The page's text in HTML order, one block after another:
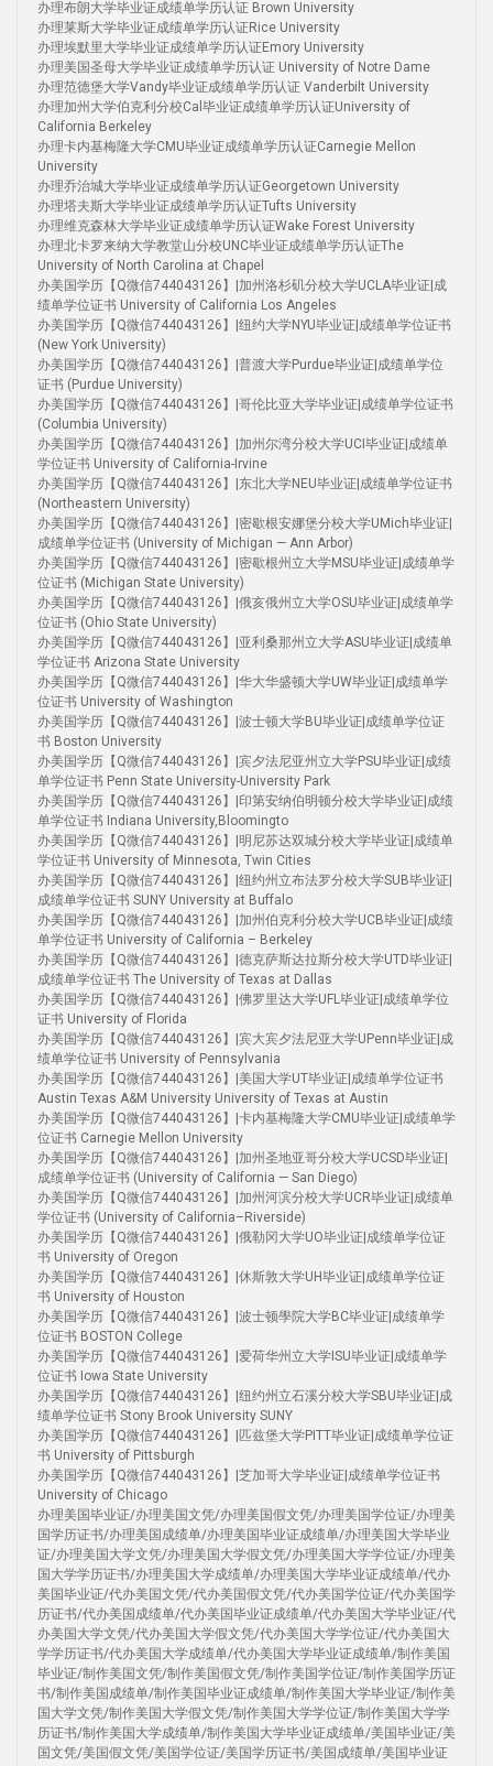
办理布朗大学毕业证成绩单学历认证 Brown University
办理莱斯大学毕业证成绩单学历认证Rice University
办理埃默里大学毕业证成绩单学历认证Emory University
办理美国圣母大学毕业证成绩单学历认证 University of Notre Dame
办理范德堡大学Vandy毕业证成绩单学历认证 Vanderbilt University
办理加州大学伯克利分校Cal毕业证成绩单学历认证University of
California Berkeley
办理卡内基梅隆大学CMU毕业证成绩单学历认证Carnegie Mellon
University
办理乔治城大学毕业证成绩单学历认证Georgetown University
办理塔夫斯大学毕业证成绩单学历认证Tufts University
办理维克森林大学毕业证成绩单学历认证Wake Forest University
办理北卡罗来纳大学教堂山分校UNC毕业证成绩单学历认证The
University of North Carolina at Chapel
办美国学历【Q微信744043126】|加州洛杉矶分校大学UCLA毕业证|成
绩单学位证书 University of California Los Angeles
办美国学历【Q微信744043126】|纽约大学NYU毕业证|成绩单学位证书
(New York University)
办美国学历【Q微信744043126】|普渡大学Purdue毕业证|成绩单学位
证书 (Purdue University)
办美国学历【Q微信744043126】|哥伦比亚大学毕业证|成绩单学位证书
(Columbia University)
办美国学历【Q微信744043126】|加州尔湾分校大学UCI毕业证|成绩单
学位证书 University of California-Irvine
办美国学历【Q微信744043126】|东北大学NEU毕业证|成绩单学位证书
(Northeastern University)
办美国学历【Q微信744043126】|密歇根安娜堡分校大学UMich毕业证|
成绩单学位证书 (University of Michigan — Ann Arbor)
办美国学历【Q微信744043126】|密歇根州立大学MSU毕业证|成绩单学
位证书 (Michigan State University)
办美国学历【Q微信744043126】|俄亥俄州立大学OSU毕业证|成绩单学
位证书 (Ohio State University)
办美国学历【Q微信744043126】|亚利桑那州立大学ASU毕业证|成绩单
学位证书 Arizona State University
办美国学历【Q微信744043126】|华大华盛顿大学UW毕业证|成绩单学
位证书 University of Washington
办美国学历【Q微信744043126】|波士顿大学BU毕业证|成绩单学位证
书 Boston University
办美国学历【Q微信744043126】|宾夕法尼亚州立大学PSU毕业证|成绩
单学位证书 Penn State University-University Park
办美国学历【Q微信744043126】|印第安纳伯明顿分校大学毕业证|成绩
单学位证书 Indiana University,Bloomingto
办美国学历【Q微信744043126】|明尼苏达双城分校大学毕业证|成绩单
学位证书 University of Minnesota, Twin Cities
办美国学历【Q微信744043126】|纽约州立布法罗分校大学SUB毕业证|
成绩单学位证书 SUNY University at Buffalo
办美国学历【Q微信744043126】|加州伯克利分校大学UCB毕业证|成绩
单学位证书 University of California – Berkeley
办美国学历【Q微信744043126】|德克萨斯达拉斯分校大学UTD毕业证|
成绩单学位证书 The University of Texas at Dallas
办美国学历【Q微信744043126】|佛罗里达大学UFL毕业证|成绩单学位
证书 University of Florida
办美国学历【Q微信744043126】|宾大宾夕法尼亚大学UPenn毕业证|成
绩单学位证书 University of Pennsylvania
办美国学历【Q微信744043126】|美国大学UT毕业证|成绩单学位证书
Austin Texas A&M University University of Texas at Austin
办美国学历【Q微信744043126】|卡内基梅隆大学CMU毕业证|成绩单学
位证书 Carnegie Mellon University
办美国学历【Q微信744043126】|加州圣地亚哥分校大学UCSD毕业证|
成绩单学位证书 (University of California — San Diego)
办美国学历【Q微信744043126】|加州河滨分校大学UCR毕业证|成绩单
学位证书 (University of California–Riverside)
办美国学历【Q微信744043126】|俄勒冈大学UO毕业证|成绩单学位证
书 University of Oregon
办美国学历【Q微信744043126】|休斯敦大学UH毕业证|成绩单学位证
书 University of Houston
办美国学历【Q微信744043126】|波士顿學院大学BC毕业证|成绩单学
位证书 BOSTON College
办美国学历【Q微信744043126】|爱荷华州立大学ISU毕业证|成绩单学
位证书 Iowa State University
办美国学历【Q微信744043126】|纽约州立石溪分校大学SBU毕业证|成
绩单学位证书 Stony Brook University SUNY
办美国学历【Q微信744043126】|匹兹堡大学PITT毕业证|成绩单学位证
书 University of Pittsburgh
办美国学历【Q微信744043126】|芝加哥大学毕业证|成绩单学位证书
University of Chicago
办理美国毕业证/办理美国文凭/办理美国假文凭/办理美国学位证/办理美
国学历证书/办理美国成绩单/办理美国毕业证成绩单/办理美国大学毕业
证/办理美国大学文凭/办理美国大学假文凭/办理美国大学学位证/办理美
国大学学历证书/办理美国大学成绩单/办理美国大学毕业证成绩单/代办
美国毕业证/代办美国文凭/代办美国假文凭/代办美国学位证/代办美国学
历证书/代办美国成绩单/代办美国毕业证成绩单/代办美国大学毕业证/代
办美国大学文凭/代办美国大学假文凭/代办美国大学学位证/代办美国大
学学历证书/代办美国大学成绩单/代办美国大学毕业证成绩单/制作美国
毕业证/制作美国文凭/制作美国假文凭/制作美国学位证/制作美国学历证
书/制作美国成绩单/制作美国毕业证成绩单/制作美国大学毕业证/制作美
国大学文凭/制作美国大学假文凭/制作美国大学学位证/制作美国大学学
历证书/制作美国大学成绩单/制作美国大学毕业证成绩单/美国毕业证/美
国文凭/美国假文凭/美国学位证/美国学历证书/美国成绩单/美国毕业证